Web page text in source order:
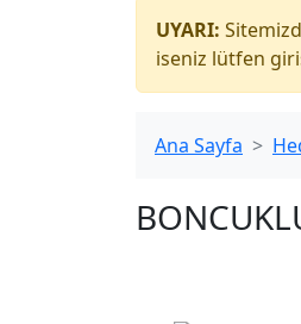
UYARI:
iseniz lütfen
Ana Sayfa